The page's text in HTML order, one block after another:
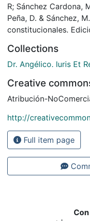
R; Sánchez Cardona,
Peña, D. & Sánchez,
constitucionales.
Collections
Dr. Angélico. Iuris Et
Creative
Atribución-
http://
Full item page